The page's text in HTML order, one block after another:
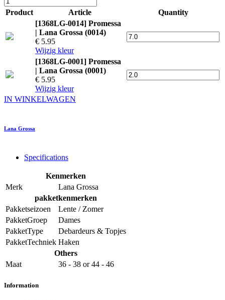
Product Article
Quantity
[1368LG-0014] Promessa
| Lana Grossa (0014)
€ 5.95
Wijzig kleur
[1368LG-0001] Promessa
| Lana Grossa (0001)
€ 5.95
Wijzig kleur
IN WINKELWAGEN
Lana Grossa
Specifications
Kenmerken
Merk
Lana Grossa
pakketkenmerken
Pakketseizoen
Lente / Zomer
PakketGroep
Dames
PakketType
Debardeurs & Topjes
PakketTechniek Haken
Others
Maat
36 - 38 or44 - 46
Information